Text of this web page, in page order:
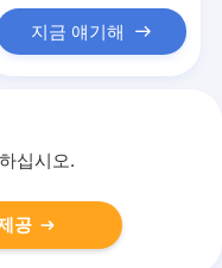
지금 얘기해
십시오.
공